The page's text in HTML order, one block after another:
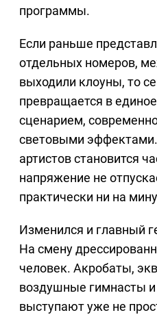
программы.
Если раньше
отдельных номеров,
выходили клоуны, то
превращается в
сценарием,
световыми
артистов становится
напряжение не
практически ни на
Изменился и главный
На смену
человек. Акробаты,
воздушные гимнасты
выступают уже не